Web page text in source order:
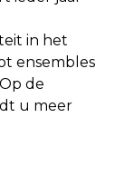
in het
ensembles
de
u meer